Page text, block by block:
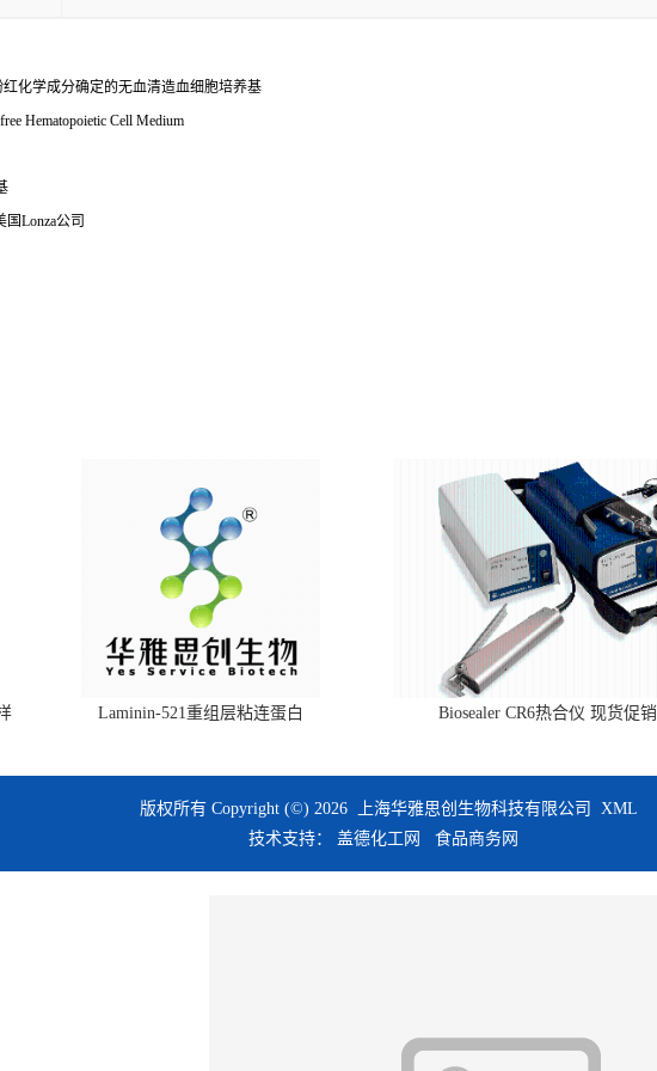
化学成分确定的无血清造血细胞培养基
Hematopoietic Cell Medium
Lonza公司
Laminin-521重组层粘连蛋白 Biosealer CR6热合仪 现货促销
版权所有 Copyright (©) 2026 上海华雅思创生物科技有限公司
XML
技术支持： 盖德化工网 食品商务网